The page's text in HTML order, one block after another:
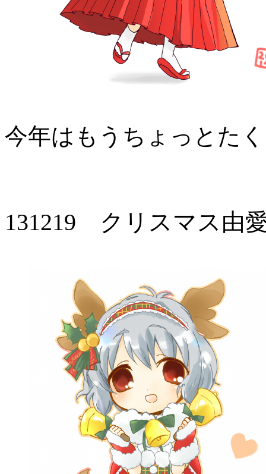
今年はもうちょっとた
131219 クリスマス由